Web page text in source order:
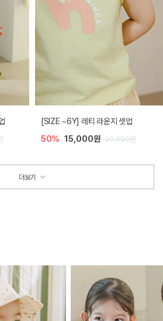
[SIZE ~6Y] 레티 라운지 셋업
50% 15,000원 30,000원
더보기